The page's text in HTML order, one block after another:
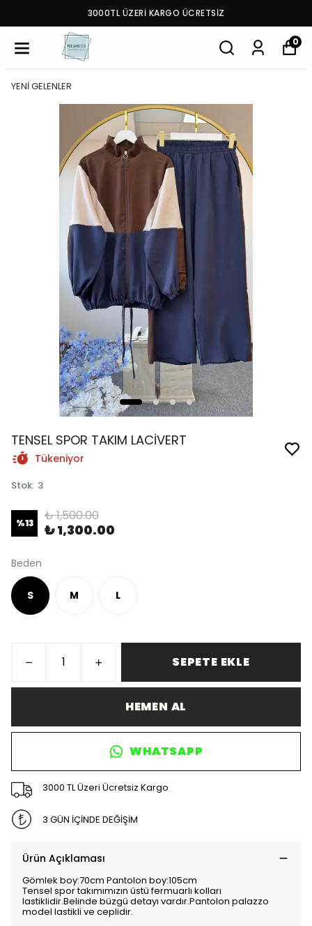
3000TL ÜZERİ KARGO ÜCRETSİZ
0
YENİ GELENLER
TENSEL SPOR TAKIM LACİVERT
Tükeniyor
Stok: 3
%13 ₺ 1,500.00
₺ 1,300.00
Beden
S M L
SEPETE EKLE
HEMEN AL
WHATSAPP
3000 TL Üzeri Ücretsiz Kargo
3 GÜN İÇİNDE DEĞİŞİM
Ürün Açıklaması
Gömlek boy:70cm Pantolon boy:105cm
Tensel spor takımımızın üstü fermuarlı kolları
lastiklidir.Belinde büzgü detayı vardır.Pantolon palazzo
model lastikli ve ceplidir.